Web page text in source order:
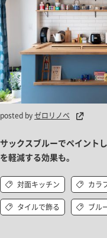
posted byゼロリノベ
サックスブルーでペイント
を軽減する効果も。
対面キッチン カラ
タイルで飾る ブル